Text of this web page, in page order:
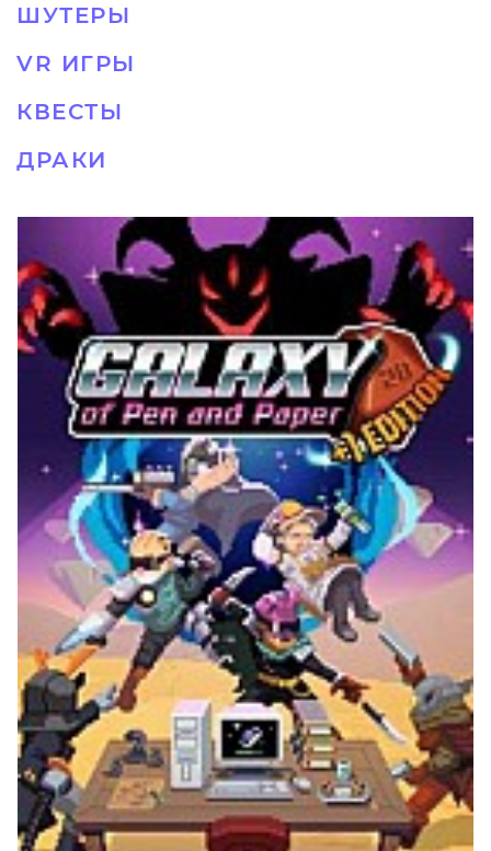
ШУТЕРЫ
VR ИГРЫ
КВЕСТЫ
ДРАКИ